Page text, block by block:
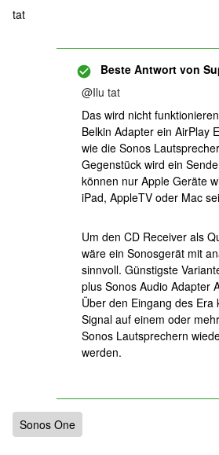
tat
Beste Antwort von
@Ilu tat
Das wird nicht
Belkin Adapter ein AirPlay
wie die Sonos
Gegenstück wird ein
können nur Apple Geräte
iPad, AppleTV oder Mac
Um den CD Receiver als
wäre ein Sonosgerät mit
sinnvoll. Günstigste
plus Sonos Audio Adapter
Über den Eingang des Era
Signal auf einem oder
Sonos Lautsprechern
werden.
Sonos One